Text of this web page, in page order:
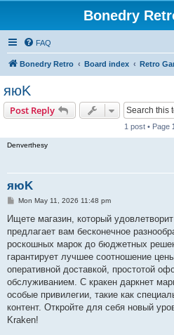
Bonedry
FAQ
Bonedry Retro Board index Retro
яюK
Post Reply
1 post • Page
Denverthesy
яюK
P
s
Mon May 11, 2026 11:48 pm
Ищете магазин, который
предлагает вам бесконечное
роскошных марок до бюджетных
гарантирует лучшее соотношение
оперативной доставкой, простотой
обслуживанием. С кракен даркнет
особые привилегии, такие как
контент. Откройте для себя новый
Kraken!